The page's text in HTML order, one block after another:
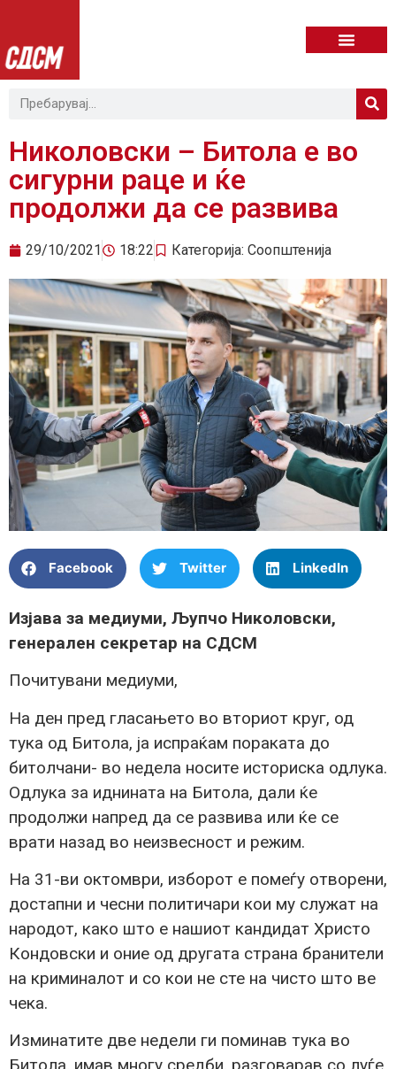
Николовски – Битола е во
сигурни раце и ќе
продолжи да се развива
29/10/2021 18:22 Категорија: Соопштенија
Facebook Twitter LinkedIn
Изјава за медиуми, Љупчо Николовски,
генерален секретар на СДСМ
Почитувани медиуми,
На ден пред гласањето во вториот круг, од
тука од Битола, ја испраќам пораката до
битолчани- во недела носите историска одлука.
Одлука за иднината на Битола, дали ќе
продолжи напред да се развива или ќе се
врати назад во неизвеснoст и режим.
На 31-ви октомври, изборот е помеѓу отворени,
достапни и чесни политичари кои му служат на
народот, како што е нашиот кандидат Христо
Кондовски и оние од другата страна бранители
на криминалот и со кои не сте на чисто што ве
чека.
Изминатите две недели ги поминав тука во